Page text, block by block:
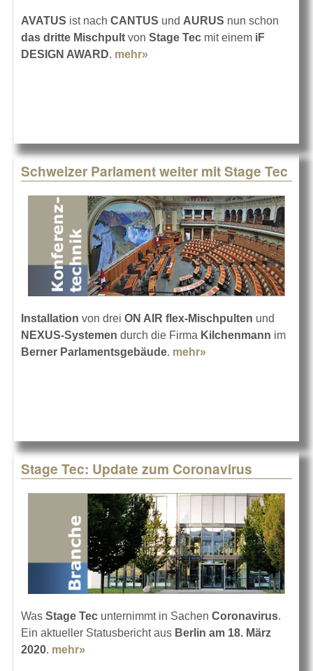
AVATUS ist nach CANTUS und AURUS nun schon
das dritte Mischpult von Stage Tec mit einem iF
DESIGN AWARD. mehr»
Schweizer Parlament weiter mit Stage Tec
Installation von drei ON AIR flex-Mischpulten und
NEXUS-Systemen durch die Firma Kilchenmann im
Berner Parlamentsgebäude. mehr»
Stage Tec: Update zum Coronavirus
Was Stage Tec unternimmt in Sachen Coronavirus.
Ein aktueller Statusbericht aus Berlin am 18. März
2020. mehr»